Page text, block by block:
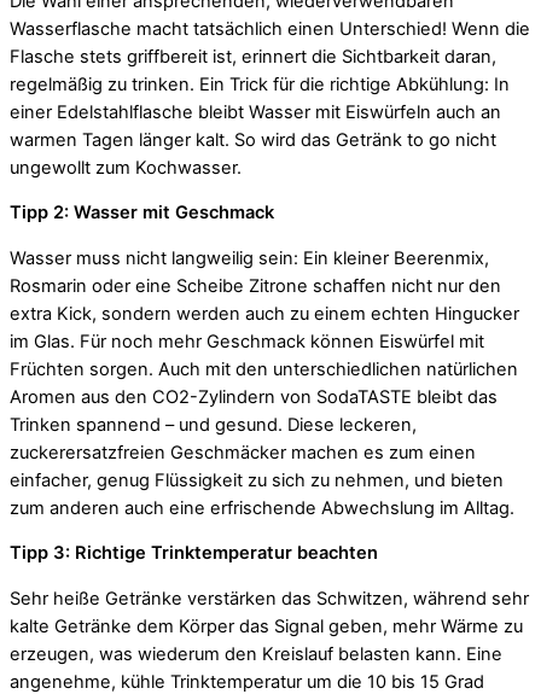
Wasserflasche macht tatsächlich einen Unterschied! Wenn die
Flasche stets griffbereit ist, erinnert die Sichtbarkeit daran,
regelmäßig zu trinken. Ein Trick für die richtige Abkühlung: In
einer Edelstahlflasche bleibt Wasser mit Eiswürfeln auch an
warmen Tagen länger kalt. So wird das Getränk to go nicht
ungewollt zum Kochwasser.
Tipp 2: Wasser mit Geschmack
Wasser muss nicht langweilig sein: Ein kleiner Beerenmix,
Rosmarin oder eine Scheibe Zitrone schaffen nicht nur den
extra Kick, sondern werden auch zu einem echten Hingucker
im Glas. Für noch mehr Geschmack können Eiswürfel mit
Früchten sorgen. Auch mit den unterschiedlichen natürlichen
Aromen aus den CO2-Zylindern von SodaTASTE bleibt das
Trinken spannend – und gesund. Diese leckeren,
zuckerersatzfreien Geschmäcker machen es zum einen
einfacher, genug Flüssigkeit zu sich zu nehmen, und bieten
zum anderen auch eine erfrischende Abwechslung im Alltag.
Tipp 3: Richtige Trinktemperatur beachten
Sehr heiße Getränke verstärken das Schwitzen, während sehr
kalte Getränke dem Körper das Signal geben, mehr Wärme zu
erzeugen, was wiederum den Kreislauf belasten kann. Eine
angenehme, kühle Trinktemperatur um die 10 bis 15 Grad